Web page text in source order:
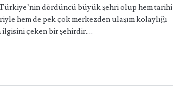
dördüncü büyük şehri olup hem tarihi
hem de pek çok merkezden ulaşım kolaylığı
ilgisini çeken bir şehirdir.…